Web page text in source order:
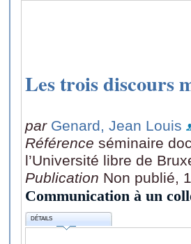
Les trois discours
par Genard, Jean Louis
Référence séminaire
l’Université libre de
Publication Non publié,
Communication à un
DÉTAILS